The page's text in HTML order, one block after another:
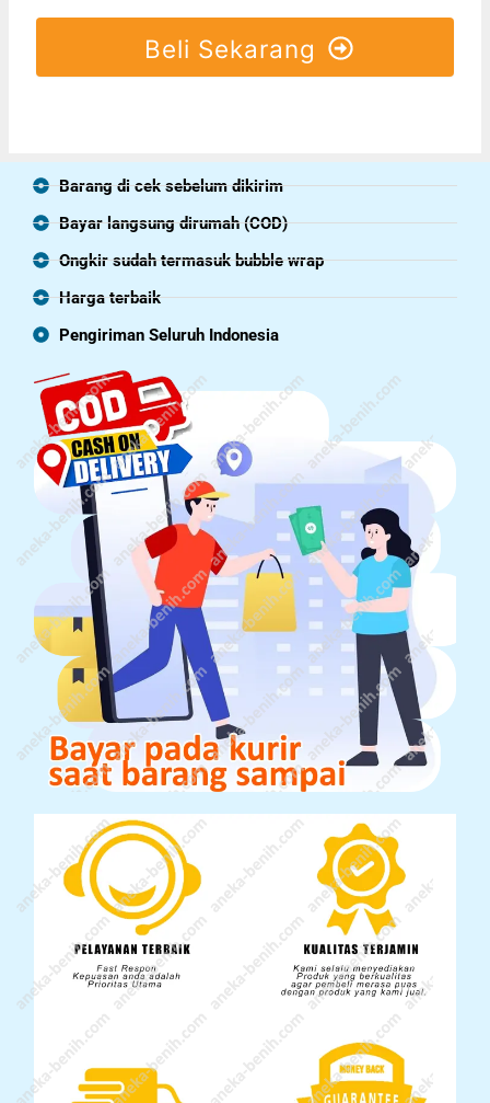
Beli Sekarang
Barang di cek sebelum dikirim
Bayar langsung dirumah (COD)
Ongkir sudah termasuk bubble wrap
Harga terbaik
Pengiriman Seluruh Indonesia